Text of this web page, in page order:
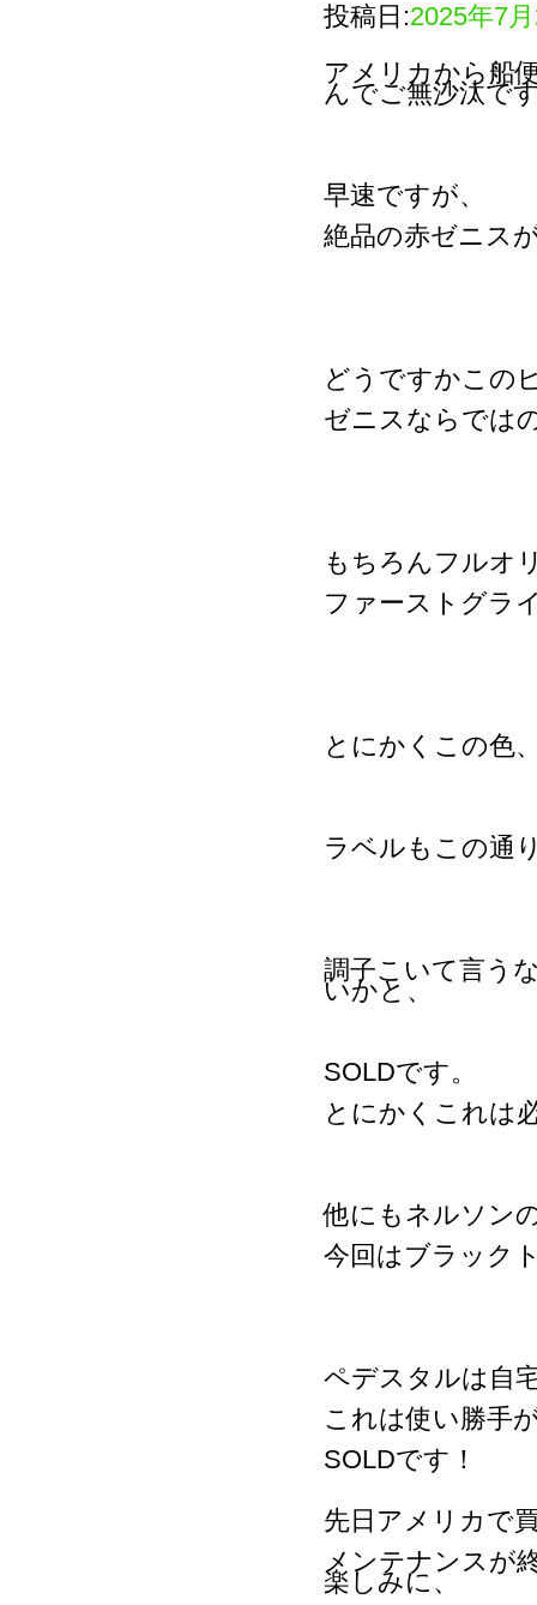
投稿日:2025年7
アメリカから船
んでご無沙汰で
早速ですが、
絶品の赤ゼニス
どうですかこの
ゼニスならでは
もちろんフルオ
ファーストグラ
とにかくこの色
ラベルもこの通
調子こいて言う
いかと、
SOLDです。
とにかくこれは
他にもネルソン
今回はブラック
ペデスタルは自
これは使い勝手
SOLDです！
先日アメリカで
メンテナンスが
楽しみに、